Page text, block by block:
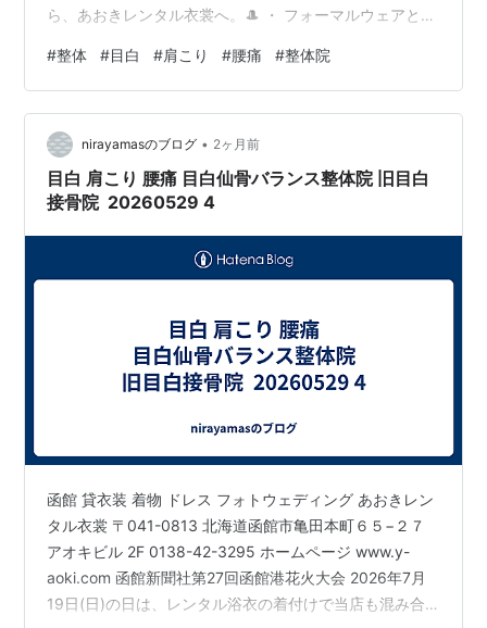
ら、あおきレンタル衣裳へ。🎩 ・ フォーマルウェアと
ーなど、 改まった場で着用する礼装のこと あおきレンタ
ル衣裳（Google での投稿）:
https://share.google/u2XnPTFjsQIKPut2s 函館 レンタル
衣装 函館和洋モダン貸衣裳館 フォトウェディング 写真
撮影 〒040…
#整体 #目白 #肩こり #腰痛 #整体院
nirayamasのブログ • 2ヶ月前
目白 肩こり 腰痛 目白仙骨バランス整体院 旧目白
接骨院 20260529 4
函館 貸衣装 着物 ドレス フォトウェディング あおきレン
タル衣裳 〒041-0813 北海道函館市亀田本町６５−２７
アオキビル 2F 0138-42-3295 ホームページ www.y-
aoki.com 函館新聞社第27回函館港花火大会 2026年7月
19日(日)の日は、レンタル浴衣の着付けで当店も混み合